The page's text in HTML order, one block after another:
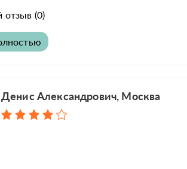
отзыв (0)
Денис Александрович, Москва